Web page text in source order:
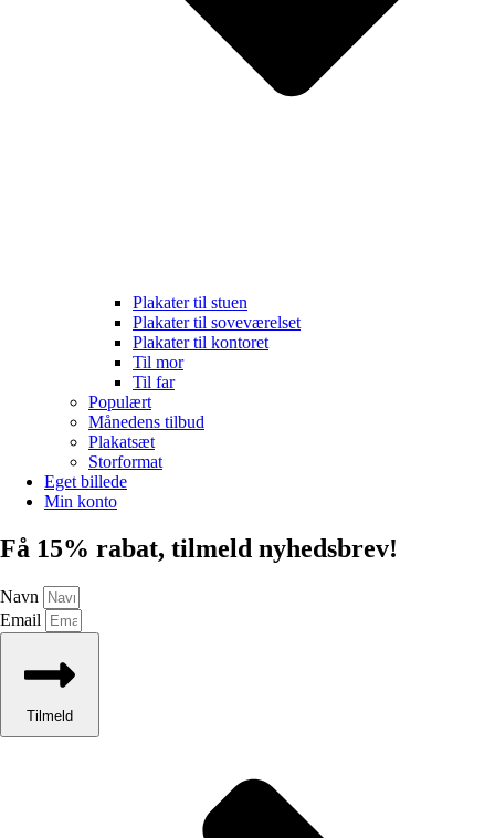
Plakater til stuen
Plakater til soveværelset
Plakater til kontoret
Til mor
Til far
Populært
Månedens tilbud
Plakatsæt
Storformat
Eget billede
Min konto
Få 15% rabat, tilmeld nyhedsbrev!
Navn
Email
Tilmeld